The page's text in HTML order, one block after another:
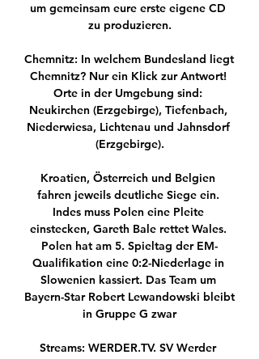
um gemeinsam eure erste eigene CD
zu produzieren.
Chemnitz: In welchem Bundesland liegt
Chemnitz? Nur ein Klick zur Antwort!
Orte in der Umgebung sind:
Neukirchen (Erzgebirge), Tiefenbach,
Niederwiesa, Lichtenau und Jahnsdorf
(Erzgebirge).
Kroatien, Österreich und Belgien
fahren jeweils deutliche Siege ein.
Indes muss Polen eine Pleite
einstecken, Gareth Bale rettet Wales.
Polen hat am 5. Spieltag der EM-
Qualifikation eine 0:2-Niederlage in
Slowenien kassiert. Das Team um
Bayern-Star Robert Lewandowski bleibt
in Gruppe G zwar
Streams: WERDER.TV. SV Werder